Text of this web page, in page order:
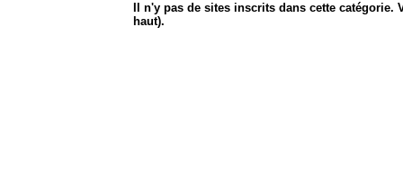
Il n'y pas de sites inscrits dans cette
haut).